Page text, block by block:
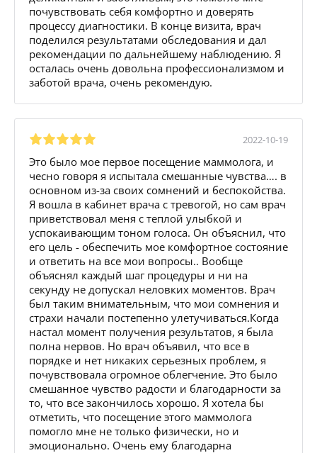
почувствовать себя комфортно и доверять
процессу диагностики. В конце визита, врач
поделился результатами обследования и дал
рекомендации по дальнейшему наблюдению. Я
осталась очень довольна профессионализмом и
заботой врача, очень рекомендую.
2022-10-19
Это было мое первое посещение маммолога, и
чесно говоря я испытала смешанные чувства…. в
основном из-за своих сомнений и беспокойства.
Я вошла в кабинет врача с тревогой, но сам врач
приветствовал меня с теплой улыбкой и
успокаивающим тоном голоса. Он объяснил, что
его цель - обеспечить мое комфортное состояние
и ответить на все мои вопросы.. Вообще
объяснял каждый шаг процедуры и ни на
секунду не допускал неловких моментов. Врач
был таким внимательным, что мои сомнения и
страхи начали постепенно улетучиваться.Когда
настал момент получения результатов, я была
полна нервов. Но врач объявил, что все в
порядке и нет никаких серьезных проблем, я
почувствовала огромное облегчение. Это было
смешанное чувство радости и благодарности за
то, что все закончилось хорошо. Я хотела бы
отметить, что посещение этого маммолога
помогло мне не только физически, но и
эмоционально. Очень ему благодарна